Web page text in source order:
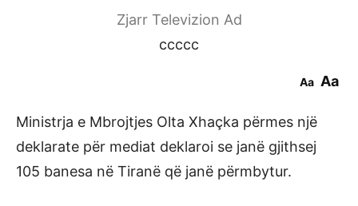
Zjarr Televizion Ad
ccccc
Aa Aa
Ministrja e Mbrojtjes Olta Xhaçka përmes një
deklarate për mediat deklaroi se janë gjithsej
105 banesa në Tiranë që janë përmbytur.